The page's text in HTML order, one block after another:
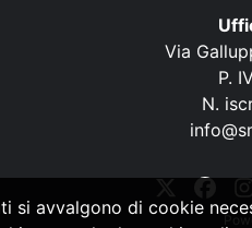
Via
P.
N.
avvalgono di cookie